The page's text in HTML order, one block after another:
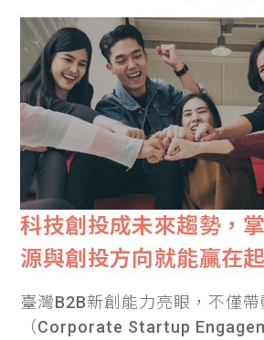
科技創投成未來趨勢，
源與創投方向就能贏在
臺灣B2B新創能力亮眼，不僅帶
（Corporate Startup